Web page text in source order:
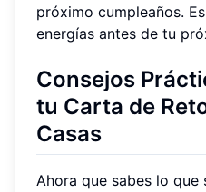
próximo cumpleaños.
energías antes de tu
Consejos
tu Carta de
Casas
Ahora que sabes lo que